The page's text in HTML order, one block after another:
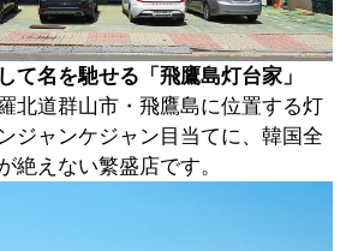
て名を馳せる「飛鷹島灯台家」
北道群山市・飛鷹島に位置する灯
ジャンケジャン目当てに、韓国全
絶えない繁盛店です。